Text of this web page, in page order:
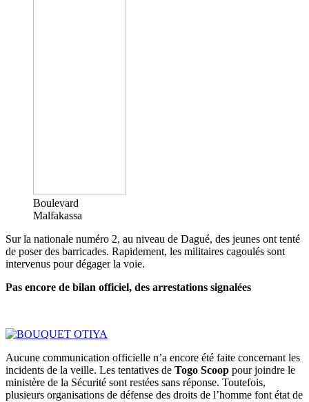
Boulevard
Malfakassa
Sur la nationale numéro 2, au niveau de Dagué, des jeunes ont tenté
de poser des barricades. Rapidement, les militaires cagoulés sont
intervenus pour dégager la voie.
Pas encore de bilan officiel, des arrestations signalées
Aucune communication officielle n’a encore été faite concernant les
incidents de la veille. Les tentatives de Togo Scoop pour joindre le
ministère de la Sécurité sont restées sans réponse. Toutefois,
plusieurs organisations de défense des droits de l’homme font état de